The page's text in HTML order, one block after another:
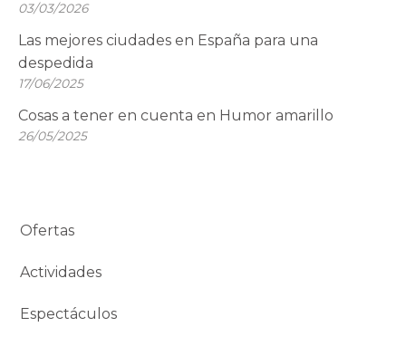
03/03/2026
Las mejores ciudades en España para una
despedida
17/06/2025
Cosas a tener en cuenta en Humor amarillo
26/05/2025
Ofertas
Actividades
Espectáculos